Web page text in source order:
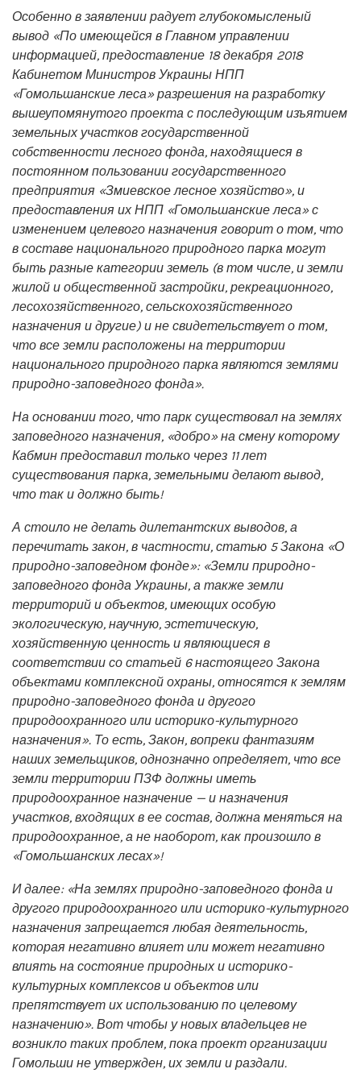
Особенно в заявлении радует глубокомысленый
вывод «По имеющейся в Главном управлении
информацией, предоставление 18 декабря 2018
Кабинетом Министров Украины НПП
«Гомольшанские леса» разрешения на разработку
вышеупомянутого проекта с последующим изъятием
земельных участков государственной
собственности лесного фонда, находящиеся в
постоянном пользовании государственного
предприятия «Змиевское лесное хозяйство», и
предоставления их НПП «Гомольшанские леса» с
изменением целевого назначения говорит о том, что
в составе национального природного парка могут
быть разные категории земель (в том числе, и земли
жилой и общественной застройки, рекреационного,
лесохозяйственного, сельскохозяйственного
назначения и другие) и не свидетельствует о том,
что все земли расположены на территории
национального природного парка являются землями
природно-заповедного фонда».
На основании того, что парк существовал на землях
заповедного назначения, «добро» на смену которому
Кабмин предоставил только через 11 лет
существования парка, земельными делают вывод,
что так и должно быть!
А стоило не делать дилетантских выводов, а
перечитать закон, в частности, статью 5 Закона «О
природно-заповедном фонде»: «Земли природно-
заповедного фонда Украины, а также земли
территорий и объектов, имеющих особую
экологическую, научную, эстетическую,
хозяйственную ценность и являющиеся в
соответствии со статьей 6 настоящего Закона
объектами комплексной охраны, относятся к землям
природно-заповедного фонда и другого
природоохранного или историко-культурного
назначения». То есть, Закон, вопреки фантазиям
наших земельщиков, однозначно определяет, что все
земли территории ПЗФ должны иметь
природоохранное назначение — и назначения
участков, входящих в ее состав, должна меняться на
природоохранное, а не наоборот, как произошло в
«Гомольшанских лесах»!
И далее: «На землях природно-заповедного фонда и
другого природоохранного или историко-культурного
назначения запрещается любая деятельность,
которая негативно влияет или может негативно
влиять на состояние природных и историко-
культурных комплексов и объектов или
препятствует их использованию по целевому
назначению». Вот чтобы у новых владельцев не
возникло таких проблем, пока проект организации
Гомольши не утвержден, их земли и раздали.